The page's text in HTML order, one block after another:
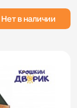
Нет в наличии